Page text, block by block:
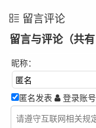
留言评论
留言与评论（共有
昵称：
匿名发表 登录账号